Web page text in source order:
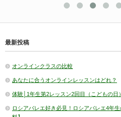
最新投稿
オンラインクラスの比較
あなたに合うオンラインレッスンはどれ？
体験│1年生第2レッスン2回目（こどもの日）
ロシアバレエ好き必見！ロシアバレエ4年